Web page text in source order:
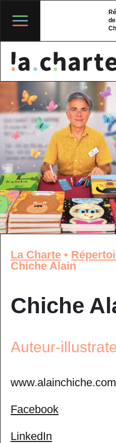
content
La Charte •
Chiche Alain
Chiche
Auteur-
www.alainchiche.com
Facebook
LinkedIn